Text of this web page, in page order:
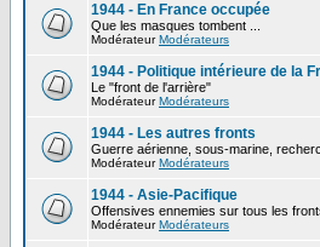
1944 - En France occupée
Que les masques tombent ...
ModérateurModérateurs
1944 - Politique intérieure de la
Le "front de l'arrière"
ModérateurModérateurs
1944 - Les autres fronts
Guerre aérienne, sous-marine,
ModérateurModérateurs
1944 - Asie-Pacifique
Offensives ennemies sur tous les
ModérateurModérateurs